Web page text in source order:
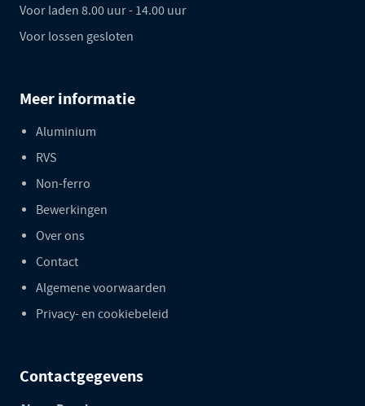
Voor laden 8.00 uur - 14.00 uur
Voor lossen gesloten
Meer informatie
Aluminium
RVS
Non-ferro
Bewerkingen
Over ons
Contact
Algemene voorwaarden
Privacy- en cookiebeleid
Contactgegevens